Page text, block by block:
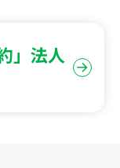
」法人